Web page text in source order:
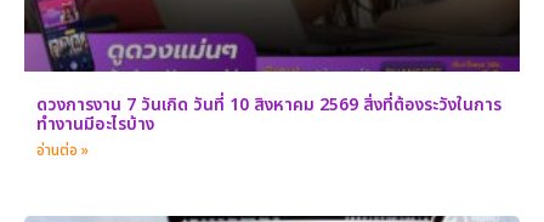
ดวงการงาน 7 วันเกิด วันที่ 10 สิงหาคม 2569 สิ่งที่ต้องระวังในการ
ทำงานมีอะไรบ้าง
อ่านต่อ »